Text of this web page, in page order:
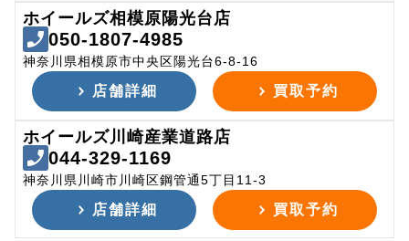
ホイールズ相模原陽光台店
050-1807-4985
神奈川県相模原市中央区陽光台6-8-16
店舗詳細 買取予約
ホイールズ川崎産業道路店
044-329-1169
神奈川県川崎市川崎区鋼管通5丁目11-3
店舗詳細 買取予約